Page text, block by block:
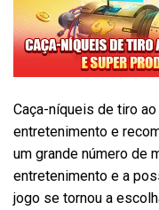
Caça-níqueis de tiro
entretenimento e
um grande número de
entretenimento e a
jogo se tornou a